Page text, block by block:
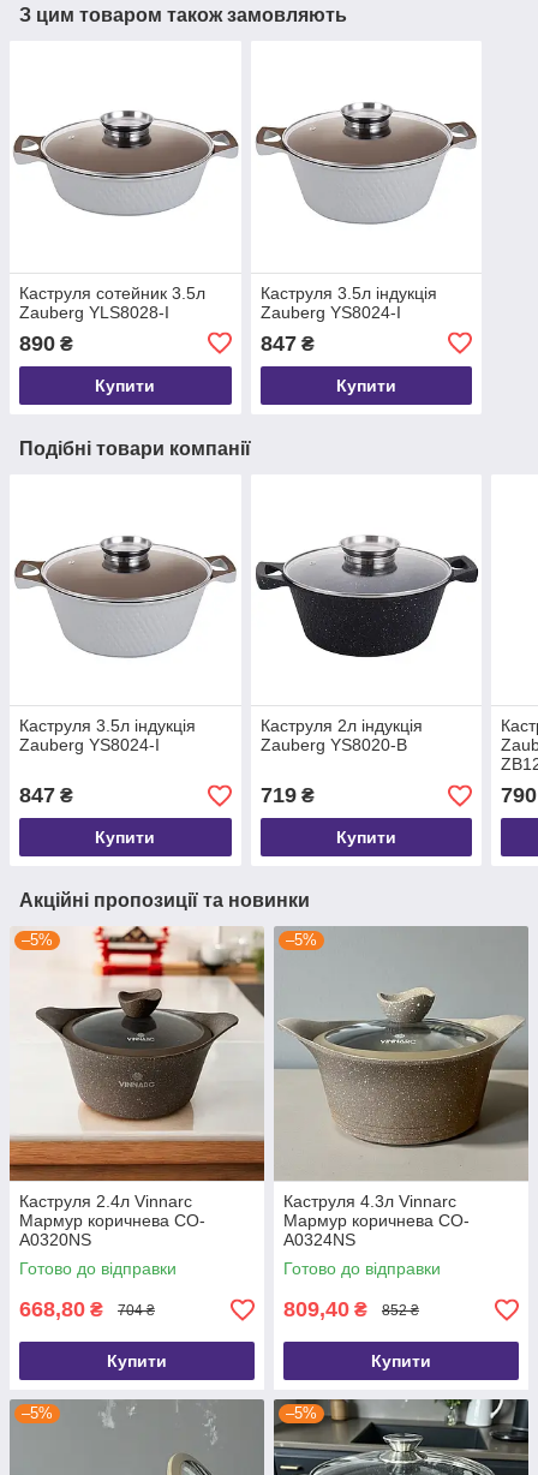
З цим товаром також замовляють
Каструля сотейник 3.5л
Zauberg YLS8028-I
890 ₴
Купити
Каструля 3.5л індукція
Zauberg YS8024-I
847₴
Купити
Подібні товари компанії
Каструля 3.5л індукція
Zauberg YS8024-I
847 ₴
Купити
Каструля 2л індукція
Zauberg YS8020-B
719₴
Купити
790
Акційні пропозиції та новинки
–5%
Каструля 2.4л Vinnarc
Мармур коричнева CO-
A0320NS
Готово до відправки
668,80 ₴ 704 ₴
Купити
–5%
Каструля 4.3л Vinnarc
Мармур коричнева CO-
A0324NS
Готово до відправки
809,40 ₴ 852 ₴
Купити
–5% –5%